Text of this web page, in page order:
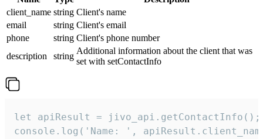
client_name string Client's name
email
string Client's email
phone
string Client's phone number
description
string
Additional information about the client that was
set with setContactInfo
let apiResult = jivo_api.getContactInfo();
console.log('Name: ',